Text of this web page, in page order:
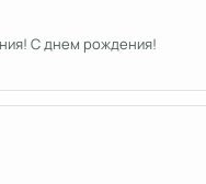
С днем рождения!